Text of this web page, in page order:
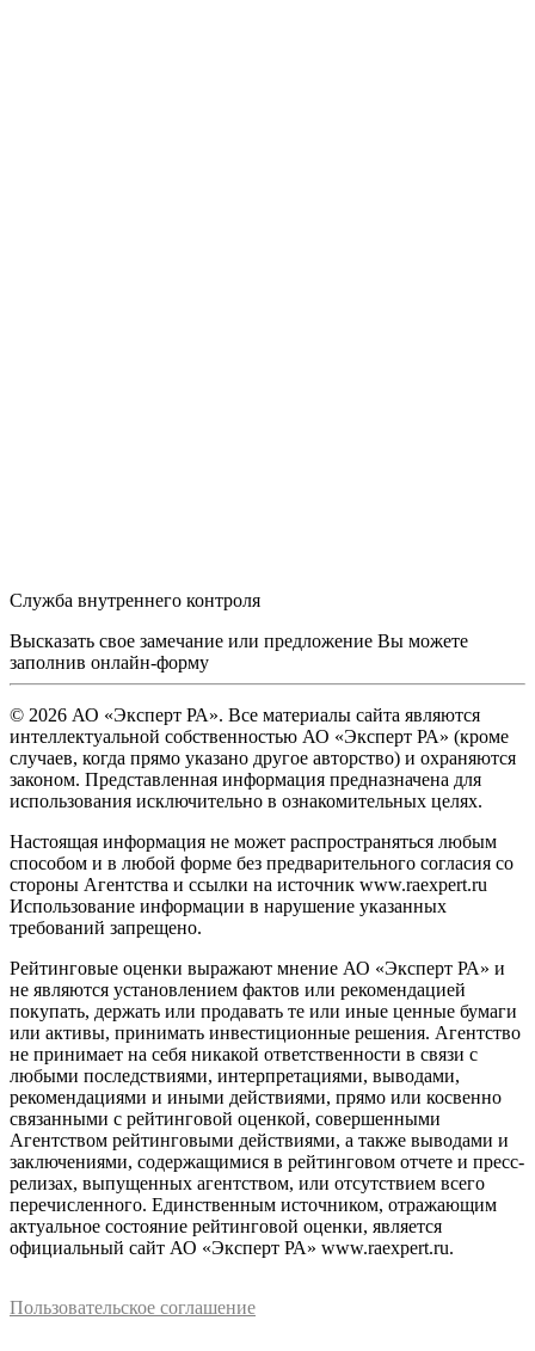
Служба внутреннего контроля
Высказать свое замечание или предложение Вы можете
заполнив онлайн-форму
© 2026 АО «Эксперт РА». Все материалы сайта являются
интеллектуальной собственностью АО «Эксперт РА» (кроме
случаев, когда прямо указано другое авторство) и охраняются
законом. Представленная информация предназначена для
использования исключительно в ознакомительных целях.
Настоящая информация не может распространяться любым
способом и в любой форме без предварительного согласия со
стороны Агентства и ссылки на источник www.raexpert.ru
Использование информации в нарушение указанных
требований запрещено.
Рейтинговые оценки выражают мнение АО «Эксперт РА» и
не являются установлением фактов или рекомендацией
покупать, держать или продавать те или иные ценные бумаги
или активы, принимать инвестиционные решения. Агентство
не принимает на себя никакой ответственности в связи с
любыми последствиями, интерпретациями, выводами,
рекомендациями и иными действиями, прямо или косвенно
связанными с рейтинговой оценкой, совершенными
Агентством рейтинговыми действиями, а также выводами и
заключениями, содержащимися в рейтинговом отчете и пресс-
релизах, выпущенных агентством, или отсутствием всего
перечисленного. Единственным источником, отражающим
актуальное состояние рейтинговой оценки, является
официальный сайт АО «Эксперт РА» www.raexpert.ru.
Пользовательское соглашение